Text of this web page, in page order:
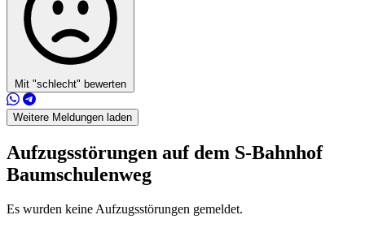
Mit "schlecht" bewerten
Weitere Meldungen laden
Aufzugsstörungen auf dem S-Bahnhof
Baumschulenweg
Es wurden keine Aufzugsstörungen gemeldet.